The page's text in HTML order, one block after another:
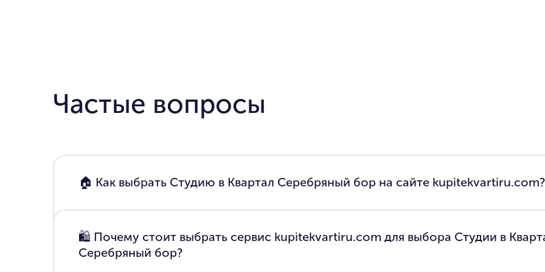
Частые вопросы
🏠 Как выбрать Студию в Квартал Серебряный бор на сайте kupitekvartiru.com?
🛍 Почему стоит выбрать сервис kupitekvartiru.com для выбора Студии в
Серебряный бор?